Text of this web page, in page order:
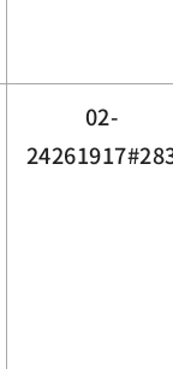
02-